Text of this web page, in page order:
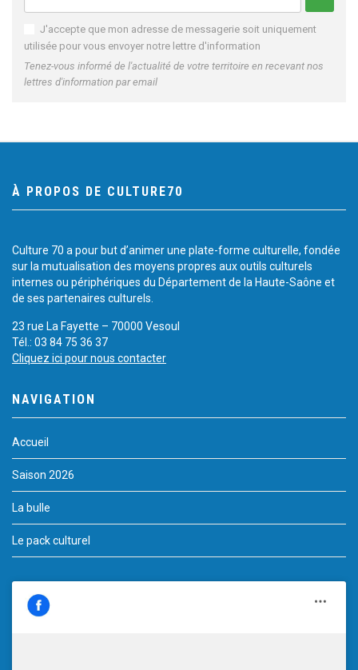
J'accepte que mon adresse de messagerie soit uniquement
utilisée pour vous envoyer notre lettre d'information
Tenez-vous informé de l'actualité de votre territoire en recevant nos
lettres d'information par email
À PROPOS DE CULTURE70
Culture 70 a pour but d’animer une plate-forme culturelle, fondée
sur la mutualisation des moyens propres aux outils culturels
internes ou périphériques du Département de la Haute-Saône et
de ses partenaires culturels.
23 rue La Fayette – 70000 Vesoul
Tél.: 03 84 75 36 37
Cliquez ici pour nous contacter
NAVIGATION
Accueil
Saison 2026
La bulle
Le pack culturel